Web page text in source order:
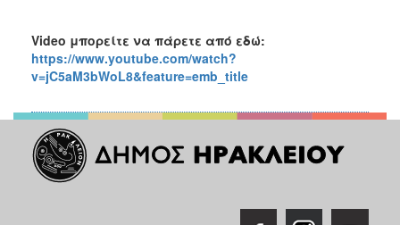
Video μπορείτε να πάρετε από εδώ:
https://www.youtube.com/watch?
v=jC5aM3bWoL8&feature=emb_title